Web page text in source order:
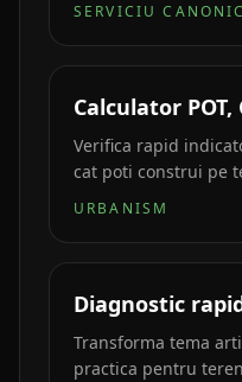
SERVICIU CANONIC
Calculator
Verifica rapid
cat poti construi pe
URBANISM
Diagnostic
Transforma tema
practica pentru